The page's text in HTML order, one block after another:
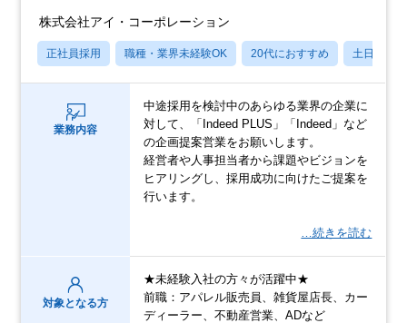
株式会社アイ・コーポレーション
正社員採用 職種・業界未経験OK 20代におすすめ 土日祝休み
業務内容
中途採用を検討中のあらゆる業界の企業に
対して、「Indeed PLUS」「Indeed」など
の企画提案営業をお願いします。
経営者や人事担当者から課題やビジョンを
ヒアリングし、採用成功に向けたご提案を
行います。
…続きを読む
対象となる方
★未経験入社の方々が活躍中★
前職：アパレル販売員、雑貨屋店長、カー
ディーラー、不動産営業、ADなど